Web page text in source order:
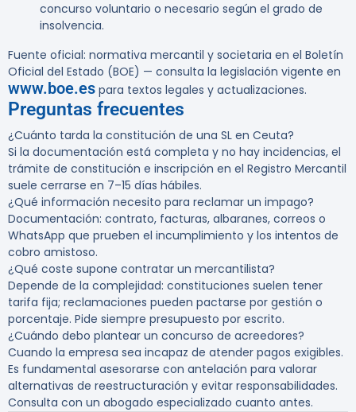
concurso voluntario o necesario según el grado de
insolvencia.
Fuente oficial: normativa mercantil y societaria en el Boletín
Oficial del Estado (BOE) — consulta la legislación vigente en
www.boe.es para textos legales y actualizaciones.
Preguntas frecuentes
¿Cuánto tarda la constitución de una SL en Ceuta?
Si la documentación está completa y no hay incidencias, el
trámite de constitución e inscripción en el Registro Mercantil
suele cerrarse en 7–15 días hábiles.
¿Qué información necesito para reclamar un impago?
Documentación: contrato, facturas, albaranes, correos o
WhatsApp que prueben el incumplimiento y los intentos de
cobro amistoso.
¿Qué coste supone contratar un mercantilista?
Depende de la complejidad: constituciones suelen tener
tarifa fija; reclamaciones pueden pactarse por gestión o
porcentaje. Pide siempre presupuesto por escrito.
¿Cuándo debo plantear un concurso de acreedores?
Cuando la empresa sea incapaz de atender pagos exigibles.
Es fundamental asesorarse con antelación para valorar
alternativas de reestructuración y evitar responsabilidades.
Consulta con un abogado especializado cuanto antes.